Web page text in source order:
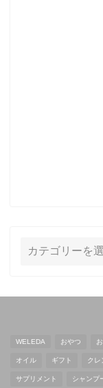
WELEDA おやつ
オイル ギフト クレ
サプリメント シャンプ